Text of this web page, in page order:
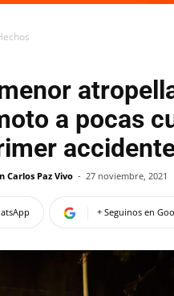
a pocas
Carlos Paz Vivo - 27 noviembre, 2021
+ Seguinos en